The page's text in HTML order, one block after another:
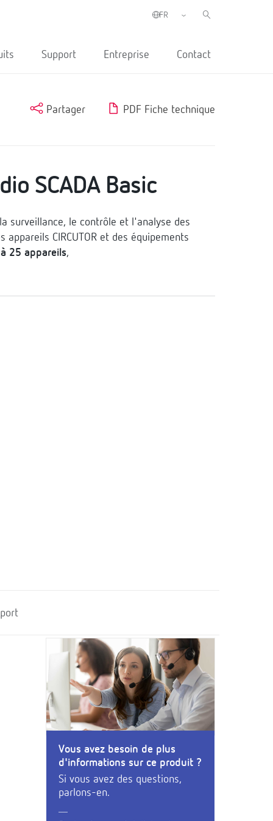
Support Entreprise Contact
Partager PDF Fiche technique
SCADA Basic
surveillance, le contrôle et l'analyse des
appareils CIRCUTOR et des équipements
25 appareils,
Vous avez besoin de plus
d'informations sur ce produit ?
Si vous avez des questions,
parlons-en.